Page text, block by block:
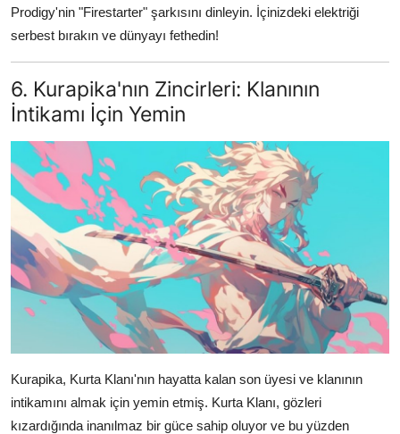
Prodigy'nin "Firestarter" şarkısını dinleyin. İçinizdeki elektriği
serbest bırakın ve dünyayı fethedin!
6. Kurapika'nın Zincirleri: Klanının
İntikamı İçin Yemin
Kurapika, Kurta Klanı'nın hayatta kalan son üyesi ve klanının
intikamını almak için yemin etmiş. Kurta Klanı, gözleri
kızardığında inanılmaz bir güce sahip oluyor ve bu yüzden